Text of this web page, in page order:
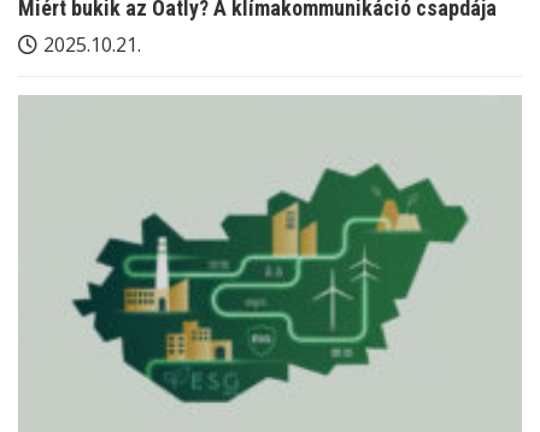
Miért bukik az Oatly? A klímakommunikáció csapdája
2025.10.21.